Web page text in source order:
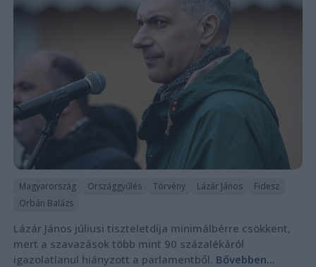
Magyarország Országgyűlés Törvény Lázár János
Fidesz
Orbán Balázs
Lázár János júliusi tiszteletdíja minimálbérre csökkent,
mert a szavazások több mint 90 százalékáról
igazolatlanul hiányzott a parlamentből. Bővebben...